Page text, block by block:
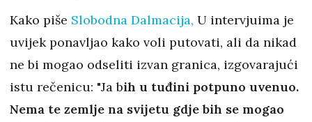
Kako piše Slobodna Dalmacija, U intervjuima je
uvijek ponavljao kako voli putovati, ali da nikad
ne bi mogao odseliti izvan granica, izgovarajući
istu rečenicu: "Ja bih u tuđini potpuno uvenuo.
Nema te zemlje na svijetu gdje bih se mogao